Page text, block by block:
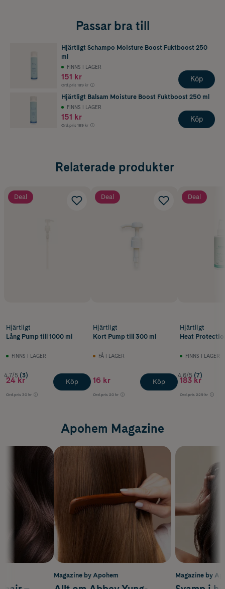
Passar bra till
Hjärtligt Schampo Moisture Boost Fuktboost 250
ml
FINNS I LAGER
151 kr
Ord.pris 189 kr
Köp
Hjärtligt Balsam Moisture Boost Fuktboost 250 ml
FINNS I LAGER
151 kr
Ord.pris 189 kr
Köp
Relaterade produkter
Deal
Hjärtligt
Lång Pump till 1000 ml
FINNS I LAGER
4.7/5 (3)
24 kr
Ord.pris 30 kr
Köp
Deal
Hjärtligt
Kort Pump till 300 ml
FÅ I LAGER
16 kr
Ord.pris 20 kr
Köp
Deal
Hjärtligt
Heat
FINNS I LAGER
4.6/5 (7)
183 kr
Ord.pris 229 kr
Apohem Magazine
Magazine by
Magazine by Apohem